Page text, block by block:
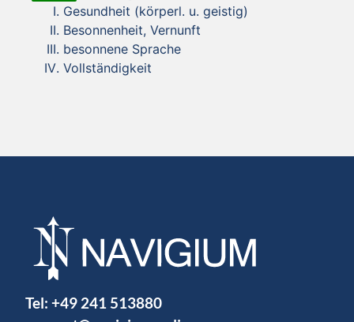
Gesundheit (körperl. u. geistig)
Besonnenheit, Vernunft
besonnene Sprache
Vollständigkeit
Tel: +49 241 513880